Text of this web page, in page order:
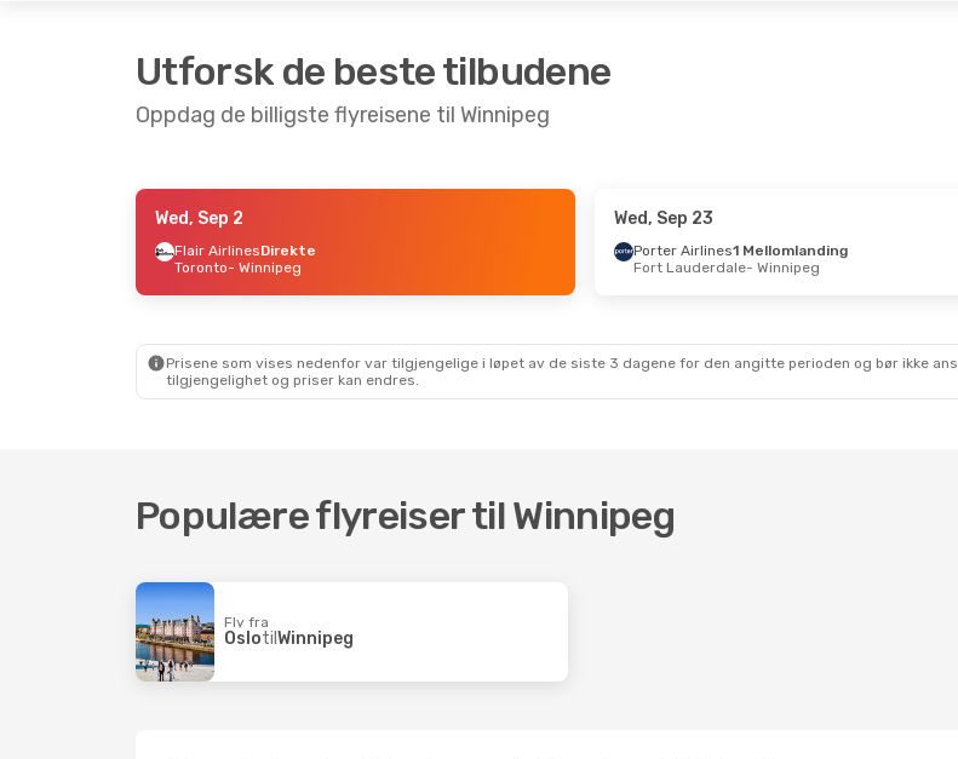
Utforsk de beste tilbudene
Oppdag de billigste flyreisene til Winnipeg
- Sun, Sep 13
Direkte
- Winnipeg
- Thu, Oct 8
1 Mellomlanding
- Winnipeg
- Sun, Sep 27 Mon, Aug 31- Tue, Sep 1
2 Mellomlandinger
Winnipeg- Oslo
Wed, Sep 2
Flair AirlinesDirekte
Toronto- Winnipeg
Wed, Sep 23
Porter Airlines1 Mellomlanding
Fort Lauderdale- Winnipeg
Prisene som vises nedenfor var tilgjengelige i løpet av de siste 3 dagene for den angitte perioden og bør ikke
tilgjengelighet og priser kan endres.
Populære flyreiser til Winnipeg
Fly fra
Oslotil Winnipeg